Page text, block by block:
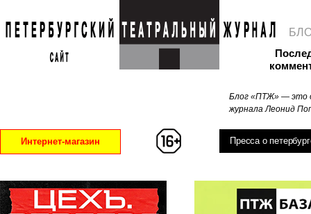
Блог «ПТЖ» — это
журнала Леонид
Интернет-магазин Пресса о